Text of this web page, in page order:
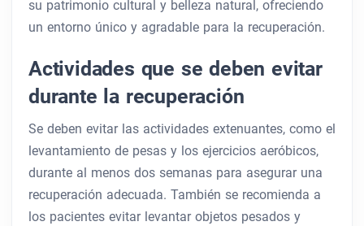
su patrimonio cultural y belleza natural, ofreciendo
un entorno único y agradable para la recuperación.
Actividades que se deben evitar
durante la recuperación
Se deben evitar las actividades extenuantes, como el
levantamiento de pesas y los ejercicios aeróbicos,
durante al menos dos semanas para asegurar una
recuperación adecuada. También se recomienda a
los pacientes evitar levantar objetos pesados ​​y